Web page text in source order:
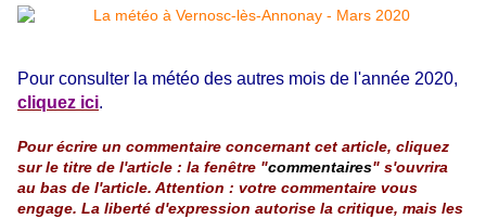
Pour consulter la météo des autres mois de l'année 2020,
cliquez ici.
Pour écrire un commentaire concernant cet article, cliquez
sur le titre de l'article : la fenêtre "commentaires" s'ouvrira
au bas de l'article. Attention : votre commentaire vous
engage. La liberté d'expression autorise la critique, mais les